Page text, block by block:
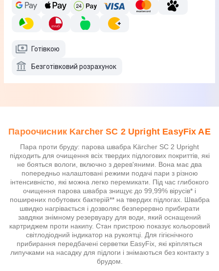
Готівкою
Безготівковий розрахунок
Пароочисник Karcher SC 2 Upright EasyFix AE
Пара проти бруду: парова швабра Kärcher SC 2 Upright
підходить для очищення всіх твердих підлогових покриттів, які
не бояться вологи, включно з дерев'яними. Вона має два
попередньо налаштовані режими подачі пари з різною
інтенсивністю, які можна легко перемикати. Під час глибокого
очищення парова швабра знищує до 99,99% вірусів* і
поширених побутових бактерій** на твердих підлогах. Швабра
швидко нагрівається і дозволяє безперервно прибирати
завдяки знімному резервуару для води, який оснащений
картриджем проти накипу. Стан пристрою показує кольоровий
світлодіодний індикатор на рукоятці. Для гігієнічного
прибирання передбачені серветки EasyFix, які кріпляться
липучками на насадку для підлоги і знімаються без контакту з
брудом.